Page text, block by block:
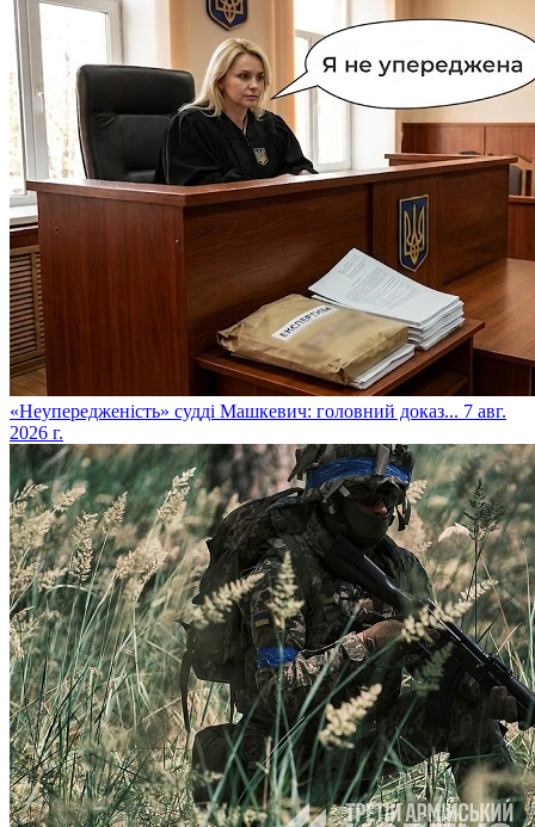
​«Неупередженість» судді Машкевич: головний доказ... 7 авг.
2026 г.